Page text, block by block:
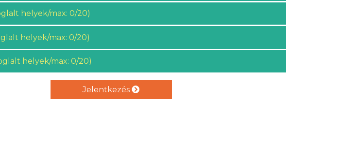
helyek/max: 0/20)
helyek/max: 0/20)
helyek/max: 0/20)
Jelentkezés